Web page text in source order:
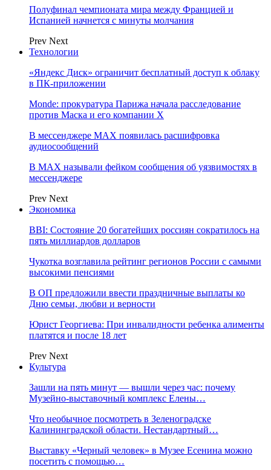
Полуфинал чемпионата мира между Францией и
Испанией начнется с минуты молчания
Prev Next
Технологии
«Яндекс Диск» ограничит бесплатный доступ к облаку
в ПК-приложении
Monde: прокуратура Парижа начала расследование
против Маска и его компании X
В мессенджере MAX появилась расшифровка
аудиосообщений
В МAX называли фейком сообщения об уязвимостях в
мессенджере
Prev Next
Экономика
BBI: Состояние 20 богатейших россиян сократилось на
пять миллиардов долларов
Чукотка возглавила рейтинг регионов России с самыми
высокими пенсиями
В ОП предложили ввести праздничные выплаты ко
Дню семьи, любви и верности
Юрист Георгиева: При инвалидности ребенка алименты
платятся и после 18 лет
Prev Next
Культура
Зашли на пять минут — вышли через час: почему
Музейно-выставочный комплекс Елены…
Что необычное посмотреть в Зеленоградске
Калининградской области. Нестандартный…
Выставку «Черный человек» в Музее Есенина можно
посетить с помощью…